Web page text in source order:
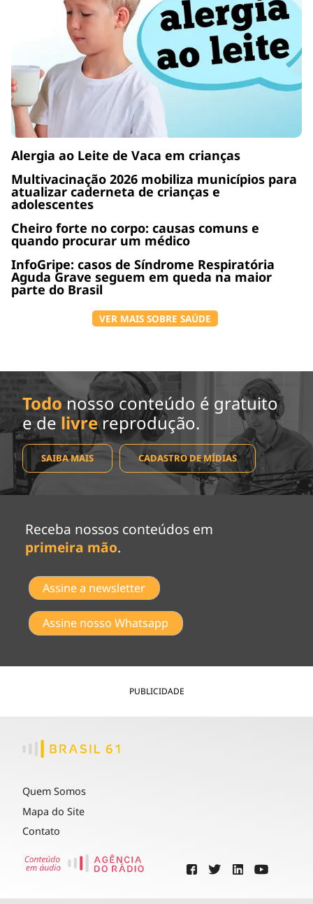
Alergia ao Leite de Vaca em crianças
Multivacinação 2026 mobiliza municípios para
atualizar caderneta de crianças e
adolescentes
Cheiro forte no corpo: causas comuns e
quando procurar um médico
InfoGripe: casos de Síndrome Respiratória
Aguda Grave seguem em queda na maior
parte do Brasil
VER MAIS SOBRE SAÚDE
Todo nosso conteúdo é gratuito
e de livrereprodução.
SAIBA MAIS CADASTRO DE MÍDIAS
Receba nossos conteúdos em
primeira mão.
Assine a newsletter
Assine nosso Whatsapp
PUBLICIDADE
Quem Somos
Mapa do Site
Contato